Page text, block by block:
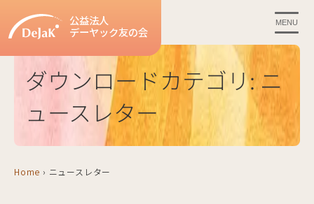
公益法人
デーヤック友の会
MENU
ダウンロードカテゴリ:ニ
ュースレター
Home › ニュースレター